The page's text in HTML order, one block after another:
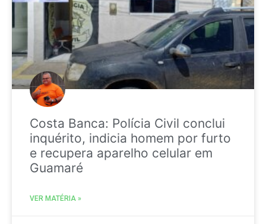
Costa Banca: Polícia Civil conclui
inquérito, indicia homem por furto
e recupera aparelho celular em
Guamaré
VER MATÉRIA »